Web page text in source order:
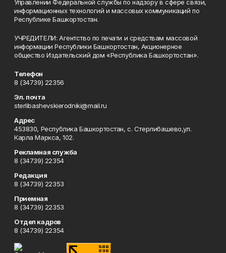
Управлении Федеральной службы по надзору в сфере связи,
информационных технологий и массовых коммуникаций по
Республике Башкортостан.
УЧРЕДИТЕЛИ: Агентство по печати и средствам массовой
информации Республики Башкортостан, Акционерное
общество Издательский дом «Республика Башкортостан».
Телефон
8 (34739) 22356
Эл. почта
sterlibashevskierodniki@mail.ru
Адрес
453830, Республика Башкортостан, c. Стерлибашево,ул.
Карла Маркса, 102.
Рекламная служба
8 (34739) 22354
Редакция
8 (34739) 22353
Приемная
8 (34739) 22353
Отдел кадров
8 (34739) 22354